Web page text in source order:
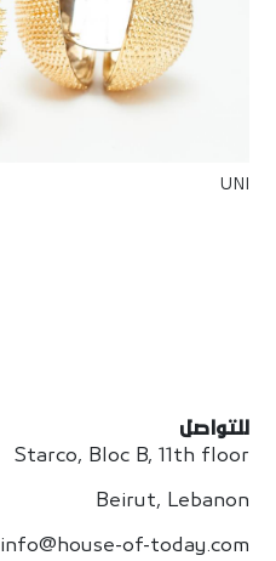
UNI
للتواصل
Starco, Bloc B, 11th floor
Beirut, Lebanon
info@house-of-today.com